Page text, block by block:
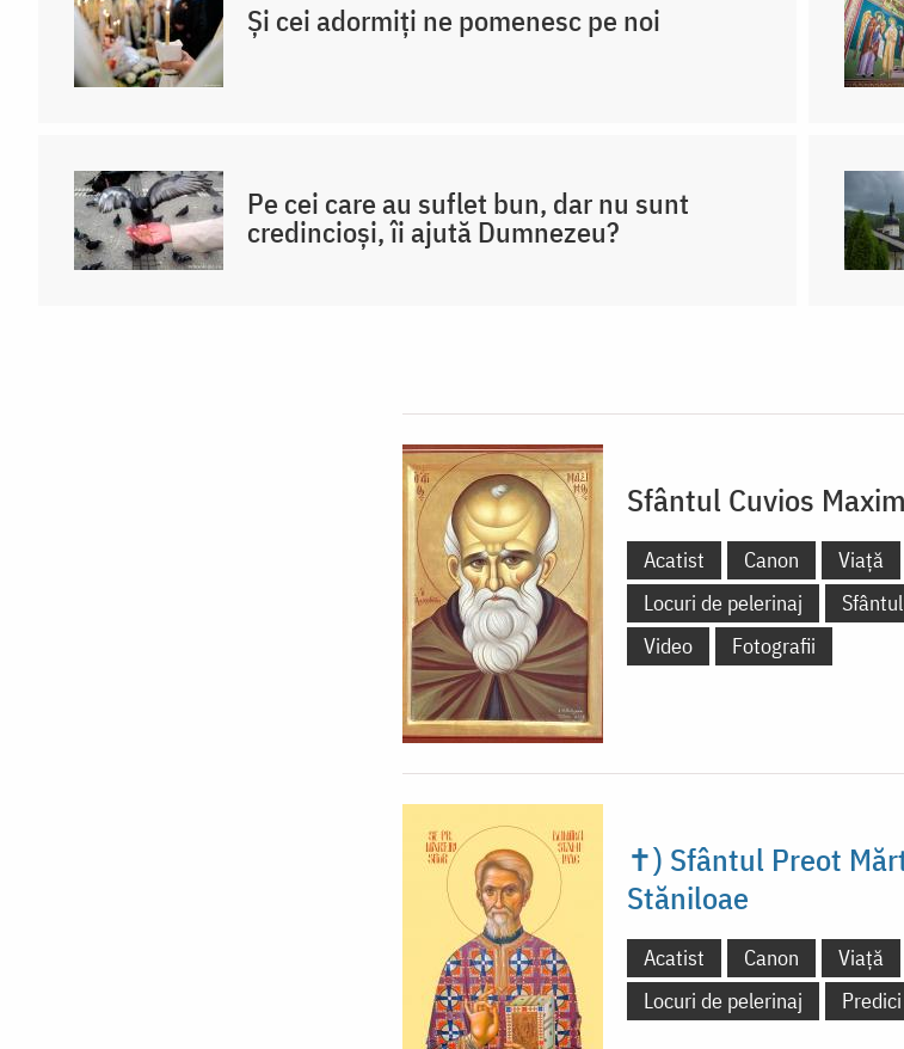
Și cei adormiți ne pomenesc pe noi
Pe cei care au suflet bun, dar nu sunt
credincioși, îi ajută Dumnezeu?
Sfântul Cuvios
Acatist Canon Viață
Locuri de pelerinaj
Video
Fotografii
✝) Sfântul Preot
Stăniloae
Acatist Canon Viață
Locuri de pelerinaj
Predici